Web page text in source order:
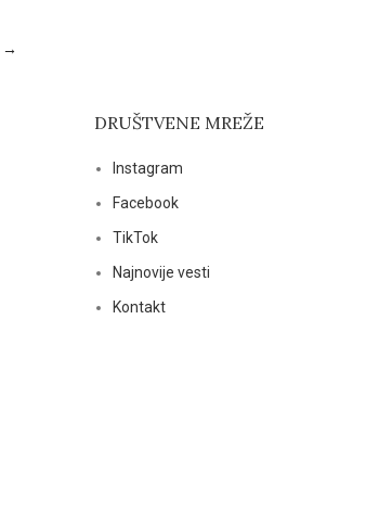
→
DRUŠTVENE MREŽE
Instagram
Facebook
TikTok
Najnovije vesti
Kontakt